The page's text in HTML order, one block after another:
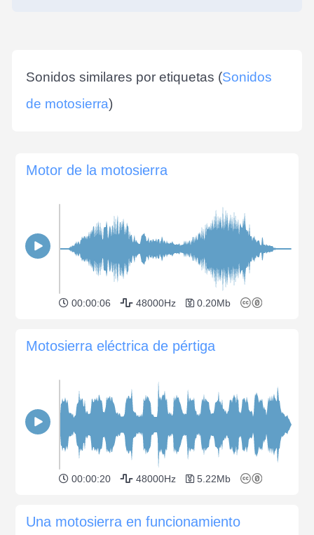
Sonidos similares por etiquetas (Sonidos
de motosierra)
Motor de la motosierra
00:00:06 48000Hz 0.20Mb
Motosierra eléctrica de pértiga
00:00:20 48000Hz 5.22Mb
Una motosierra en funcionamiento